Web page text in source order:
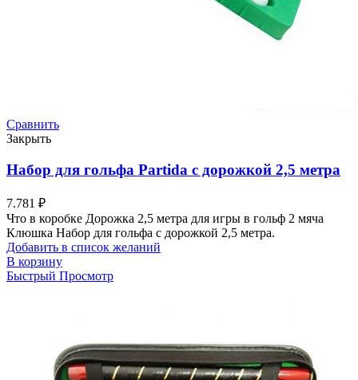
Сравнить
Закрыть
Набор для гольфа Partida c дорожкой 2,5 метра
7.781 ₽
Что в коробке Дорожка 2,5 метра для игры в гольф 2 мяча
Клюшка Набор для гольфа с дорожкой 2,5 метра.
Добавить в список желаний
В корзину
Быстрый Просмотр